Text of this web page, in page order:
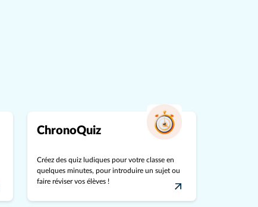
ChronoQuiz
Créez des quiz ludiques pour votre classe en
quelques minutes, pour introduire un sujet ou
faire réviser vos élèves !